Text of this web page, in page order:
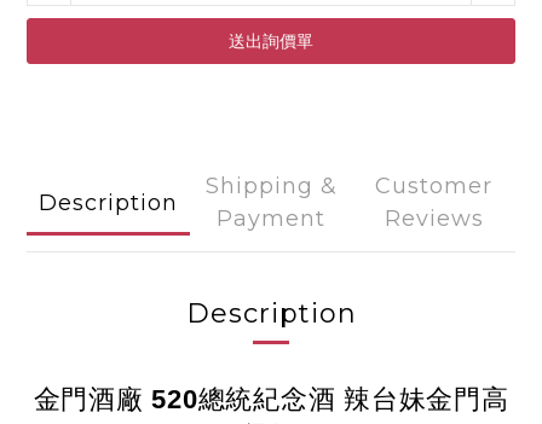
PREORDER NOW
Description
Shipping &
Payment
Customer
Reviews
Description
金門酒廠 520總統紀念酒 辣台妹金門高